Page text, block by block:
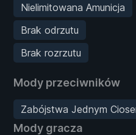
Nielimitowana Amunicja
Brak odrzutu
Brak rozrzutu
Mody przeciwników
Zabójstwa Jednym
Mody gracza